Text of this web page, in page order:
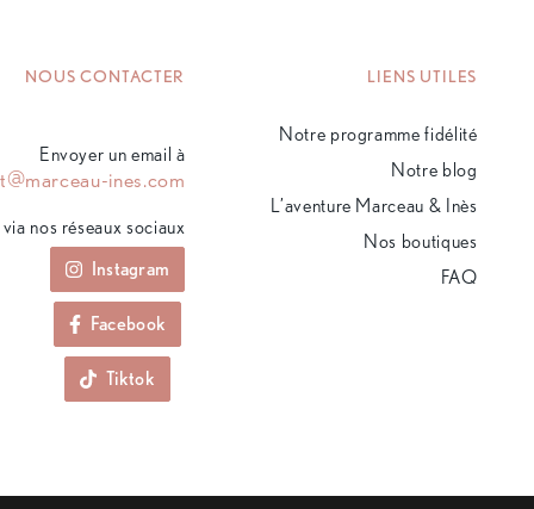
NOUS CONTACTER
Envoyer un email à
ines.com
nos réseaux sociaux
Instagram
Facebook
Tiktok
LIENS UTILES
Notre programme fidélité
Notre blog
L’aventure Marceau & Inès
Nos boutiques
FAQ